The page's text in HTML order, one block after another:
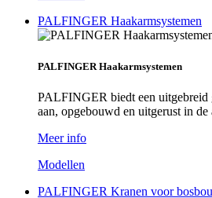
PALFINGER Haakarmsystemen
PALFINGER Haakarmsystemen
PALFINGER biedt een uitgebreid
aan, opgebouwd en uitgerust in
Meer info
Modellen
PALFINGER Kranen voor